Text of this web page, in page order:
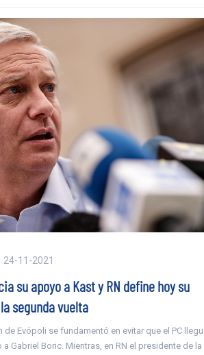
24-11-2021
su apoyo a Kast y RN define hoy su
segunda vuelta
de Evópoli se fundamentó en evitar que el PC
a Gabriel Boric. Mientras, en RN el presidente de la